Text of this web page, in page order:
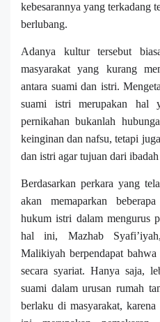
kebesarannya yang terkadang
berlubang.
Adanya kultur tersebut
masyarakat yang kurang
antara suami dan istri.
suami istri merupakan hal
pernikahan bukanlah
keinginan dan nafsu, tetapi
dan istri agar tujuan dari
Berdasarkan perkara yang
akan memaparkan
hukum istri dalam mengurus
hal ini, Mazhab
Malikiyah berpendapat
secara syariat. Hanya saja,
suami dalam urusan rumah
berlaku di masyarakat,